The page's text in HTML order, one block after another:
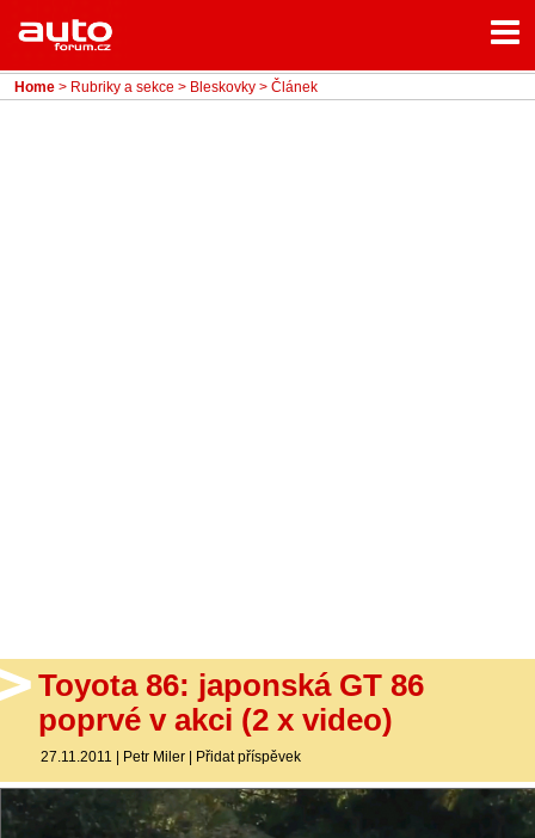
Home
Rubriky
Home > Rubriky a sekce > Bleskovky > Článek
Toyota 86: japonská GT 86
poprvé v akci (2 x video)
27.11.2011 | Petr Miler | Přidat příspěvek